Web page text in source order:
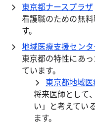
東京都ナースプラザ
看護職のための無
す。
地域医療支援セン
東京都の特性にあ
ています。
東京都地域
将来医師として
い」と考えてい
ます。